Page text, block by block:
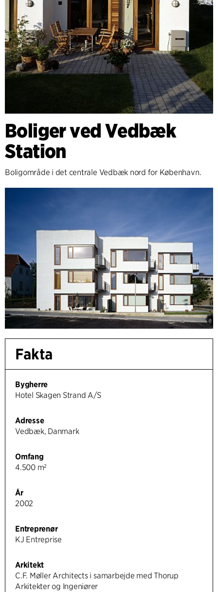
Boliger ved Vedbæk
Station
Boligområde i det centrale Vedbæk nord for København.
Fakta
Bygherre
Hotel Skagen Strand A/S
Adresse
Vedbæk, Danmark
Omfang
4.500 m²
År
2002
Entreprenør
KJ Entreprise
Arkitekt
C.F. Møller Architects i samarbejde med Thorup
Arkitekter og Ingeniører